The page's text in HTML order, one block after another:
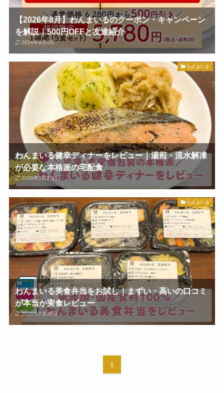
【2026年8月】わんまいるのクーポン・キャンペーン
を解説｜500円OFFと友達紹介
2026年8月1日
わんまいる
わんまいる健幸ディナーをレビュー｜湯煎・流水解凍
が必要な本格派の宅配食
2026年5月27日
わんまいる
わんまいる美食弁当をお試し｜まずい・高いの口コミ
が本当か実食レビュー
2026年7月30日
1